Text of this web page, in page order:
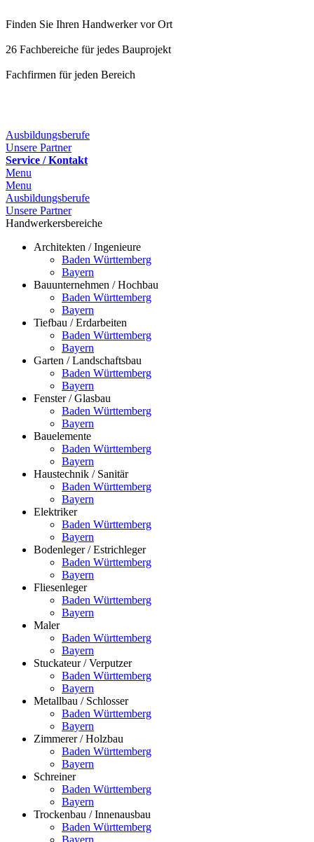
Finden Sie Ihren Handwerker vor Ort
26 Fachbereiche für jedes Bauprojekt
Fachfirmen für jeden Bereich
Ausbildungsberufe
Unsere Partner
Service / Kontakt
Menu
Menu
Ausbildungsberufe
Unsere Partner
Handwerkersbereiche
Architekten / Ingenieure
Baden Württemberg
Bayern
Bauunternehmen / Hochbau
Baden Württemberg
Bayern
Tiefbau / Erdarbeiten
Baden Württemberg
Bayern
Garten / Landschaftsbau
Baden Württemberg
Bayern
Fenster / Glasbau
Baden Württemberg
Bayern
Bauelemente
Baden Württemberg
Bayern
Haustechnik / Sanitär
Baden Württemberg
Bayern
Elektriker
Baden Württemberg
Bayern
Bodenleger / Estrichleger
Baden Württemberg
Bayern
Fliesenleger
Baden Württemberg
Bayern
Maler
Baden Württemberg
Bayern
Stuckateur / Verputzer
Baden Württemberg
Bayern
Metallbau / Schlosser
Baden Württemberg
Bayern
Zimmerer / Holzbau
Baden Württemberg
Bayern
Schreiner
Baden Württemberg
Bayern
Trockenbau / Innenausbau
Baden Württemberg
Bayern